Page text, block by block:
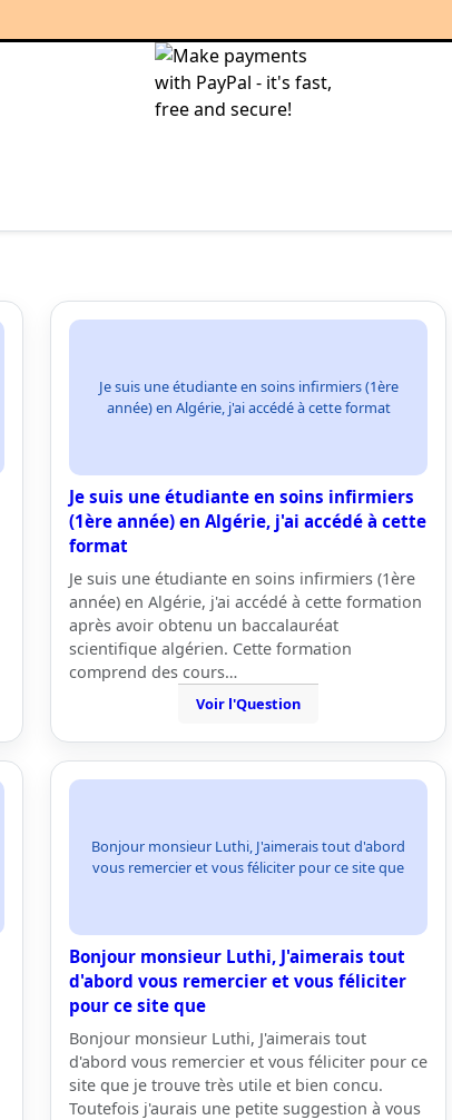
Je suis une étudiante en soins infirmiers (1ère
année) en Algérie, j'ai accédé à cette format
Je suis une étudiante en soins infirmiers
(1ère année) en Algérie, j'ai accédé à cette
format
Je suis une étudiante en soins infirmiers (1ère
année) en Algérie, j'ai accédé à cette formation
après avoir obtenu un baccalauréat
scientifique algérien. Cette formation
comprend des cours…
Voir l'Question
Bonjour monsieur Luthi, J'aimerais tout d'abord
vous remercier et vous féliciter pour ce site que
Bonjour monsieur Luthi, J'aimerais tout
d'abord vous remercier et vous féliciter
pour ce site que
Bonjour monsieur Luthi, J'aimerais tout
d'abord vous remercier et vous féliciter pour ce
site que je trouve très utile et bien concu.
Toutefois j'aurais une petite suggestion à vous